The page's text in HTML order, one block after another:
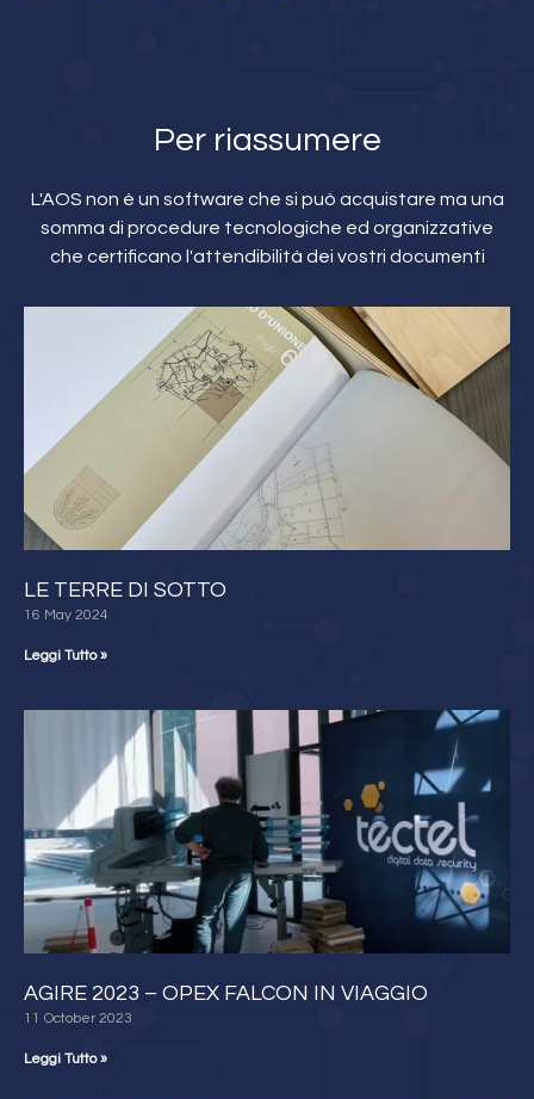
Per riassumere
L'AOS non è un software che si può acquistare ma una
somma di procedure tecnologiche ed organizzative
che certificano l'attendibilità dei vostri documenti
LE TERRE DI SOTTO
16 May 2024
Leggi Tutto »
AGIRE 2023 – OPEX FALCON IN VIAGGIO
11 October 2023
Leggi Tutto »